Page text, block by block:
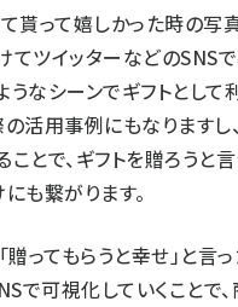
貰って嬉しかった時の写
てツイッターなどのSNSで
うなシーンでギフトとして
の活用事例にもなりますし
ことで、ギフトを贈ろうと
も繋がります。
贈ってもらうと幸せ」と言
で可視化していくことで